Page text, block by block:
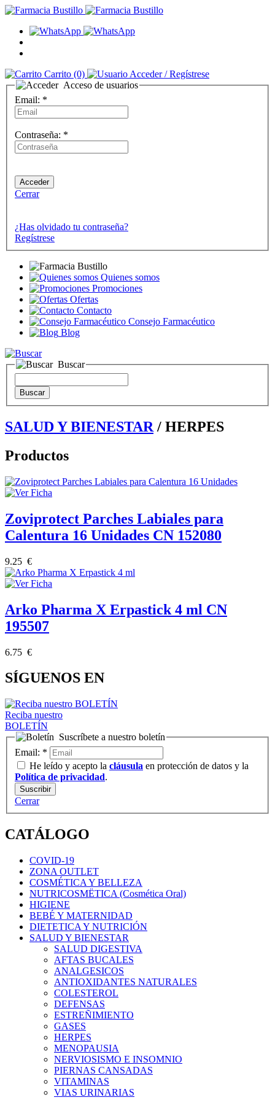
Carrito (0) Acceder / Regístrese
Acceso de usuarios
Email: *
Contraseña: *
Cerrar
¿Has olvidado tu contraseña?
Regístrese
Quienes somos
Promociones
Ofertas
Contacto
Consejo Farmacéutico
Blog
Buscar
SALUD Y BIENESTAR / HERPES
Productos
Zoviprotect Parches Labiales para
Calentura 16 Unidades CN 152080
9.25 €
Arko Pharma X Erpastick 4 ml CN
195507
6.75 €
SÍGUENOS EN
Reciba nuestro
BOLETÍN
Suscríbete a nuestro boletín
Email: *
He leído y acepto la cláusula en protección de datos y la
Política de privacidad.
Cerrar
CATÁLOGO
COVID-19
ZONA OUTLET
COSMÉTICA Y BELLEZA
NUTRICOSMËTICA (Cosmética Oral)
HIGIENE
BEBÉ Y MATERNIDAD
DIETETICA Y NUTRICIÓN
SALUD Y BIENESTAR
SALUD DIGESTIVA
AFTAS BUCALES
ANALGESICOS
ANTIOXIDANTES NATURALES
COLESTEROL
DEFENSAS
ESTREÑIMIENTO
GASES
HERPES
MENOPAUSIA
NERVIOSISMO E INSOMNIO
PIERNAS CANSADAS
VITAMINAS
VIAS URINARIAS